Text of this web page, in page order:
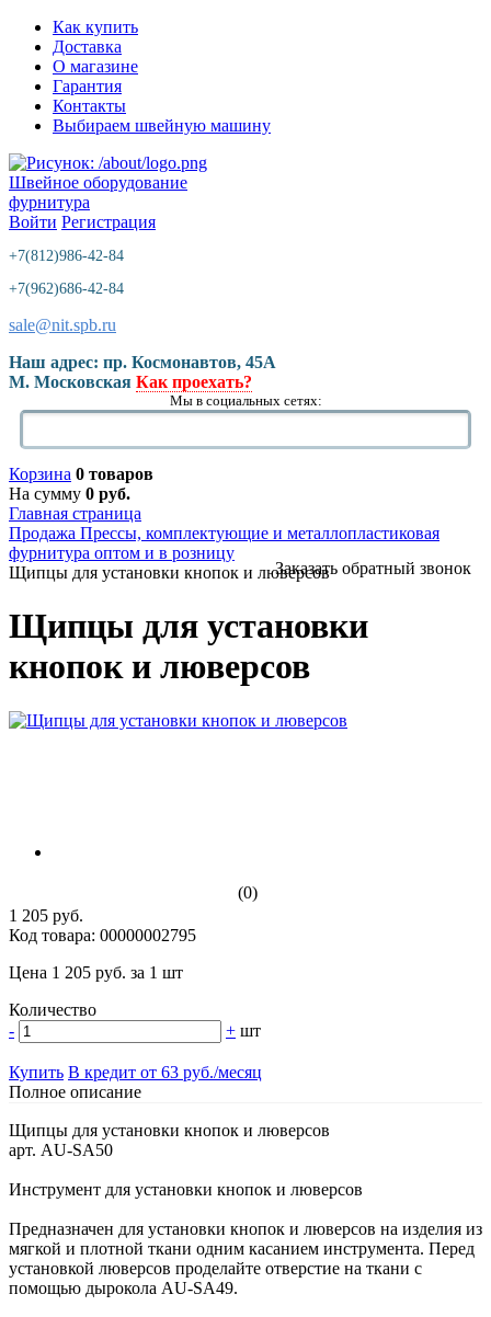
Как купить
Доставка
О магазине
Гарантия
Контакты
Выбираем швейную машину
Швейное оборудование
фурнитура
Войти Регистрация
+7(812)986-42-84
+7(962)686-42-84
sale@nit.spb.ru
Наш адрес: пр. Космонавтов, 45A
М. Московская Как проехать?
Мы в социальных сетях:
Корзина 0 товаров
На сумму 0 руб.
Заказать обратный звонок
Главная страница
Продажа Прессы, комплектующие и металлопластиковая
фурнитура оптом и в розницу
Щипцы для установки кнопок и люверсов
Щипцы для установки
кнопок и люверсов
(0)
1 205 руб.
Код товара: 00000002795
Цена 1 205 руб. за 1 шт
Количество
-
+ шт
Купить В кредит от 63 руб./месяц
Полное описание
Щипцы для установки кнопок и люверсов
арт. AU-SA50
Инструмент для установки кнопок и люверсов
Предназначен для установки кнопок и люверсов на изделия из
мягкой и плотной ткани одним касанием инструмента. Перед
установкой люверсов проделайте отверстие на ткани с
помощью дырокола AU-SA49.